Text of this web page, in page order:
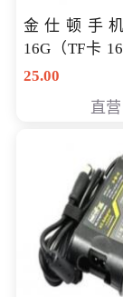
金仕顿手
16G（TF卡
卡 CLASS 10
25.00
直营